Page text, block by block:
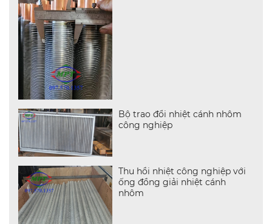
Bộ trao đổi nhiệt cánh nhôm
công nghiệp
Thu hồi nhiệt công nghiệp với
ống đồng giải nhiệt cánh
nhôm